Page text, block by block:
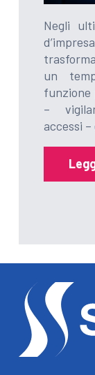
Negli
un
funzione
–
accessi